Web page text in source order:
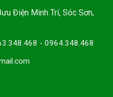
Điện Minh Trí, Sóc Sơn,
- 0964.348.468